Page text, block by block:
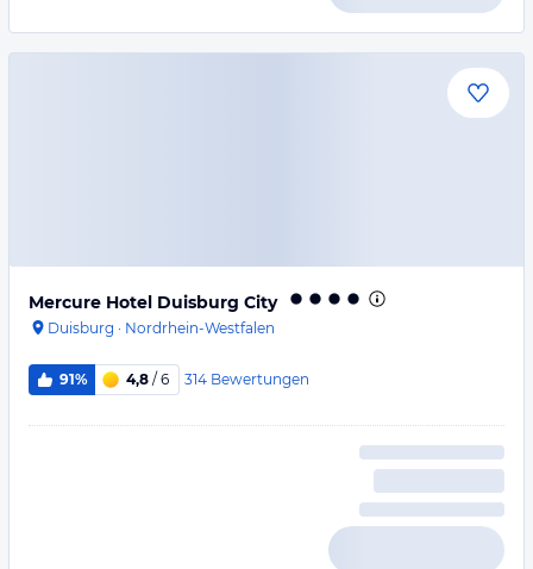
Mercure Hotel Duisburg City
Duisburg · Nordrhein-Westfalen
91% 4,8 / 6 314 Bewertungen